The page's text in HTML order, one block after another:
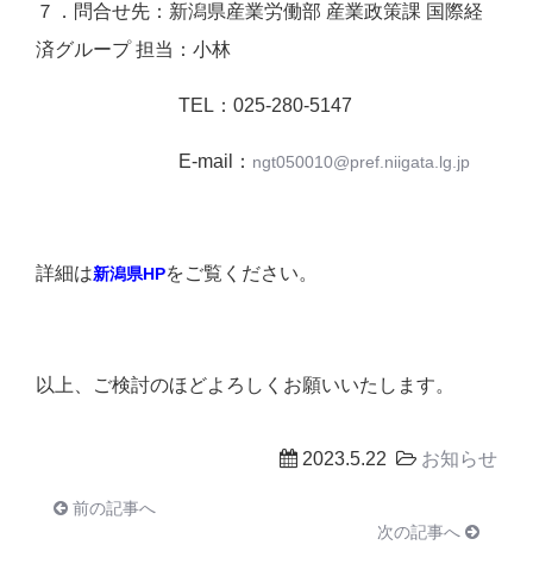
７．問合せ先：新潟県産業労働部 産業政策課 国際経
済グループ 担当：小林
TEL：025-280-5147
E-mail： ngt050010@pref.niigata.lg.jp
詳細は新潟県HPをご覧ください。
以上、ご検討のほどよろしくお願いいたします。
2023.5.22 お知らせ
前の記事へ
次の記事へ